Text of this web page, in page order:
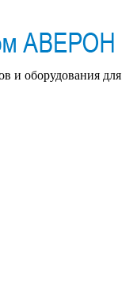
и оборудования для